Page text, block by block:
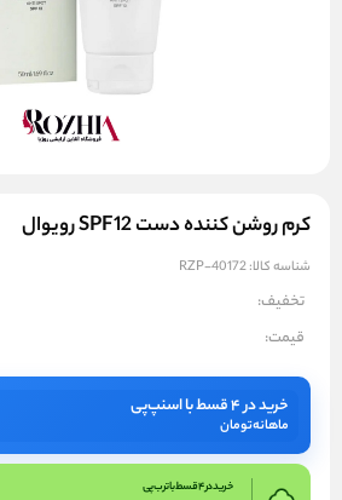
کرم روشن کننده دست SPF12 رویوال
شناسه کالا:RZP-40172
تخفیف:
قیمت:
خرید در ۴ قسط با اسنپ‌پی
ماهانهتومان
خرید در 4 قسط با ترب پی